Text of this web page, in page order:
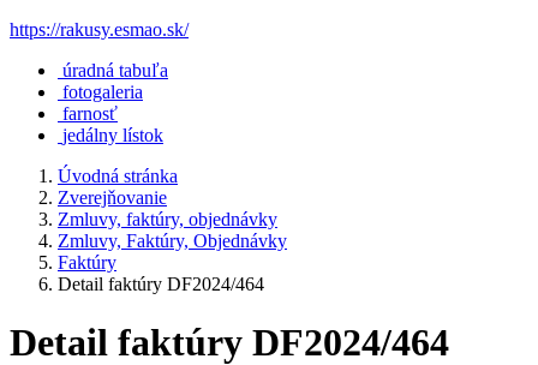
https://rakusy.esmao.sk/
úradná tabuľa
fotogaleria
farnosť
jedálny lístok
Úvodná stránka
Zverejňovanie
Zmluvy, faktúry, objednávky
Zmluvy, Faktúry, Objednávky
Faktúry
Detail faktúry DF2024/464
Detail faktúry DF2024/464